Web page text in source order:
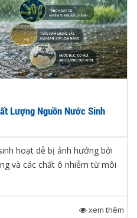
Lượng Nguồn Nước Sinh
hoạt dễ bị ảnh hưởng bởi
và các chất ô nhiễm từ môi
xem thêm